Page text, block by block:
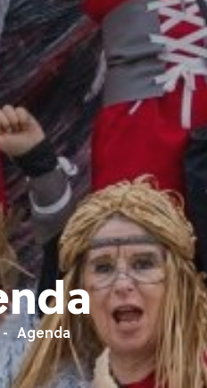
Agenda